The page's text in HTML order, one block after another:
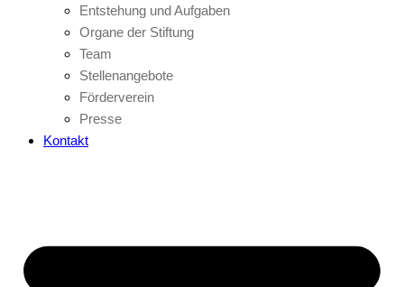
Entstehung und Aufgaben
Organe der Stiftung
Team
Stellenangebote
Förderverein
Presse
Kontakt